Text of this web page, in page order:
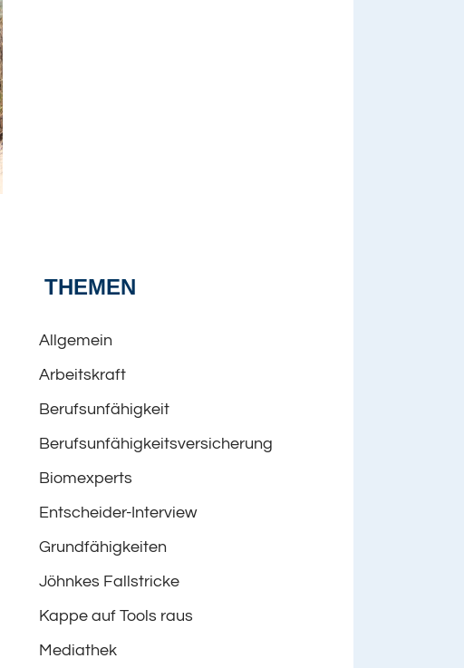
THEMEN
Allgemein
Arbeitskraft
Berufsunfähigkeit
Berufsunfähigkeitsversicherung
Biomexperts
Entscheider-Interview
Grundfähigkeiten
Jöhnkes Fallstricke
Kappe auf Tools raus
Mediathek